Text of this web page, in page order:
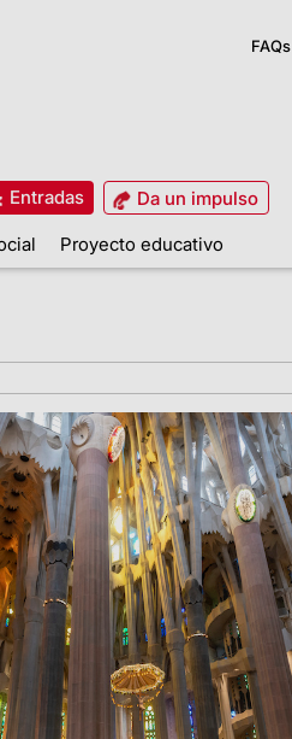
FAQs
Entradas
Da un impulso
Proyecto educativo